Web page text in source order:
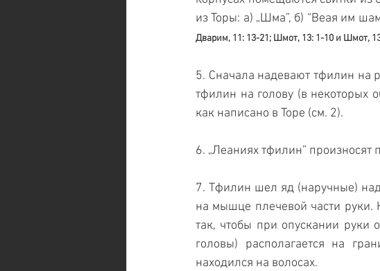
из Торы: а) „Шма”, б) “Веая им
Дварим, 11: 13-21; Шмот, 13: 1-10 и Шмот,
5. Сначала надевают тфилин на
тфилин на голову (в некоторых
как написано в Торе (см. 2).
6. „Леаниях тфилин”
7. Тфилин шел яд (наручные)
на мышце плечевой части руки.
так, чтобы при опускании
головы) располагается на
находился на волосах.